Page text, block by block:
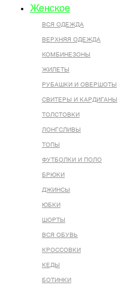
Женское
ВСЯ ОДЕЖДА
ВЕРХНЯЯ ОДЕЖДА
КОМБИНЕЗОНЫ
ЖИЛЕТЫ
РУБАШКИ И ОВЕРШОТЫ
СВИТЕРЫ И КАРДИГАНЫ
ТОЛСТОВКИ
ЛОНГСЛИВЫ
ТОПЫ
ФУТБОЛКИ И ПОЛО
БРЮКИ
ДЖИНСЫ
ЮБКИ
ШОРТЫ
ВСЯ ОБУВЬ
КРОССОВКИ
КЕДЫ
БОТИНКИ